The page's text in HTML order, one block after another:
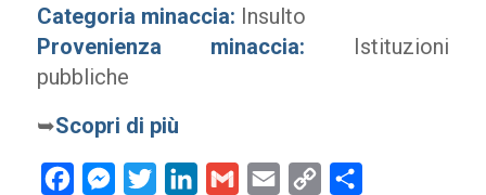
Categoria minaccia: Insulto
Provenienza minaccia: Istituzioni
pubbliche
➥Scopri di più
FacebookMessenger
Twitter LinkedInGmail Email Copy